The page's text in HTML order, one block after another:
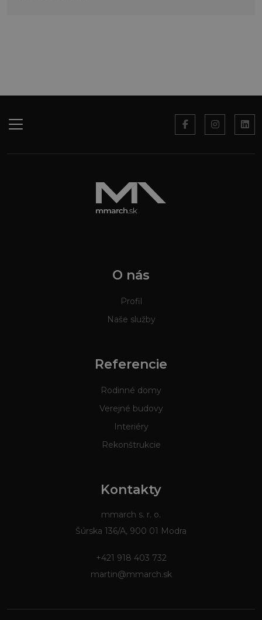
O nás
Profil
Naše služby
Referencie
Rodinné domy
Verejné budovy
Interiéry
Rekonštrukcie
Kontakty
mmarch s. r. o.
Šúrska 136/A, 900 01 Modra
+421 918 403 732
martin@mmarch.sk